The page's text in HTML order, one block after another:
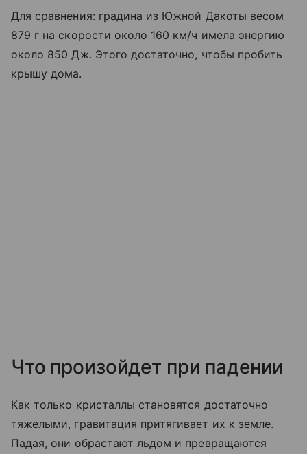
Для сравнения: градина из Южной Дакоты весом
879 г на скорости около 160 км/ч имела энергию
около 850 Дж. Этого достаточно, чтобы пробить
крышу дома.
Что произойдет при падении
Как только кристаллы становятся достаточно
тяжелыми, гравитация притягивает их к земле.
Падая, они обрастают льдом и превращаются